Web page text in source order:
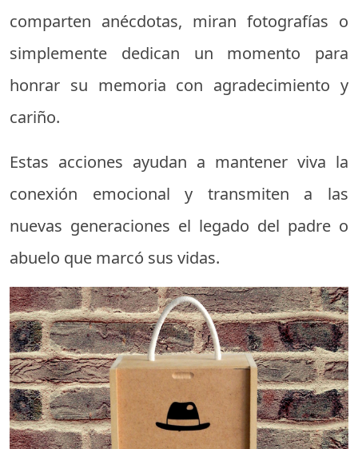
comparten anécdotas, miran fotografías o
simplemente dedican un momento para
honrar su memoria con agradecimiento y
cariño.
Estas acciones ayudan a mantener viva la
conexión emocional y transmiten a las
nuevas generaciones el legado del padre o
abuelo que marcó sus vidas.